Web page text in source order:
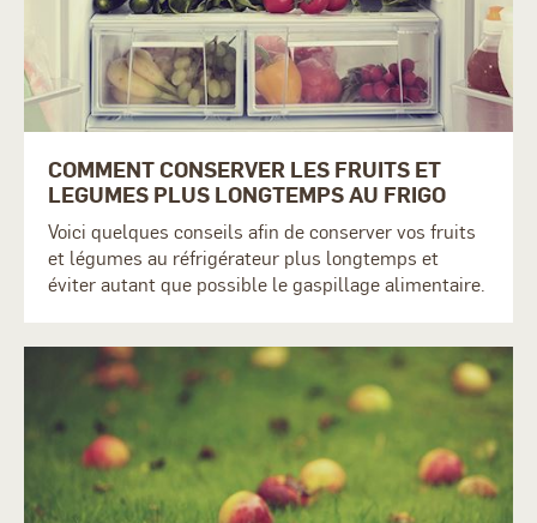
COMMENT CONSERVER LES FRUITS ET
LEGUMES PLUS LONGTEMPS AU FRIGO
Voici quelques conseils afin de conserver vos fruits
et légumes au réfrigérateur plus longtemps et
éviter autant que possible le gaspillage alimentaire.